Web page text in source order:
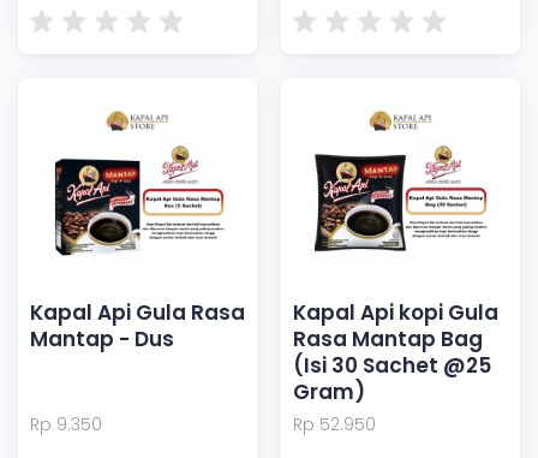
Kapal Api Gula Rasa
Mantap - Dus
Rp 9.350
Kapal Api kopi Gula
Rasa Mantap Bag
(Isi 30 Sachet @25
Gram)
Rp 52.950